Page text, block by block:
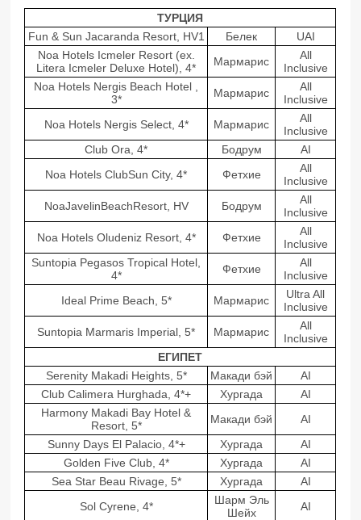
ТУРЦИЯ
Fun & Sun Jacaranda Resort, HV1
Белек
UAI
Noa Hotels Icmeler Resort (ex.
Litera Icmeler Deluxe Hotel), 4*
Мармарис
All
Inclusive
Noa Hotels Nergis Beach Hotel ,
3*
Мармарис
All
Inclusive
Noa Hotels Nergis Select, 4*
Мармарис
All
Inclusive
Club Ora, 4*
Бодрум
AI
Noa Hotels ClubSun City, 4*
Фетхие
All
Inclusive
NoaJavelinBeachResort, HV
Бодрум
All
Inclusive
Noa Hotels Oludeniz Resort, 4*
Фетхие
All
Inclusive
Suntopia Pegasos Tropical Hotel,
4*
Фетхие
All
Inclusive
Ideal Prime Beach, 5*
Мармарис
Ultra All
Inclusive
Suntopia Marmaris Imperial, 5*
Мармарис
All
Inclusive
ЕГИПЕТ
Serenity Makadi Heights, 5*
Макади бэй
AI
Club Calimera Hurghada, 4*+
Хургада
AI
Harmony Makadi Bay Hotel &
Resort, 5*
Макади бэй
AI
Sunny Days El Palacio, 4*+
Хургада
AI
Golden Five Club, 4*
Хургада
AI
Sea Star Beau Rivage, 5*
Хургада
AI
Sol Cyrene, 4*
Шарм Эль
Шейх
AI